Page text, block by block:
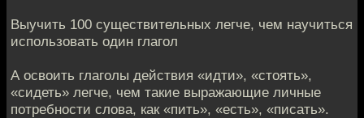
Выучить 100 существительных легче, чем научиться
использовать один глагол
А освоить глаголы действия «идти», «стоять»,
«сидеть» легче, чем такие выражающие личные
потребности слова, как «пить», «есть», «писать».